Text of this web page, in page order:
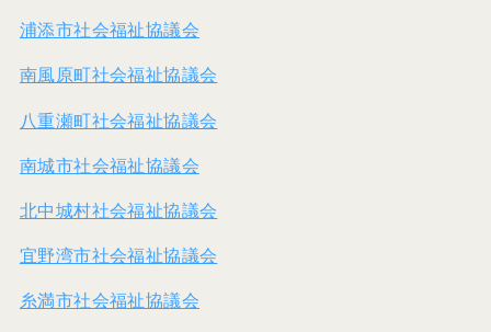
浦添市社会福祉協議会
南風原町社会福祉協議会
八重瀬町社会福祉協議会
南城市社会福祉協議会
北中城村社会福祉協議会
宜野湾市社会福祉協議会
糸満市社会福祉協議会